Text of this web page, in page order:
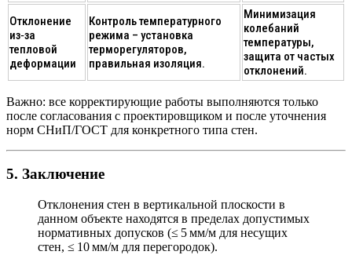
Отклонение
из‑за
тепловой
деформации
Контроль температурного
режима – установка
терморегуляторов,
правильная изоляция.
Минимизация
колебаний
температуры,
защита от частых
отклонений.
Важно: все корректирующие работы выполняются только
после согласования с проектировщиком и после уточнения
норм СНиП/ГОСТ для конкретного типа стен.
5. Заключение
Отклонения стен в вертикальной плоскости в
данном объекте находятся в пределах допустимых
нормативных допусков (≤ 5 мм/м для несущих
стен, ≤ 10 мм/м для перегородок).